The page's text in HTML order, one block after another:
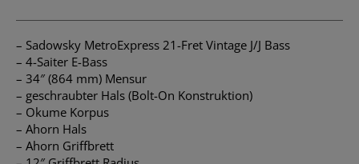
– Sadowsky MetroExpress 21-Fret Vintage J/J Bass
– 4-Saiter E-Bass
– 34″ (864 mm) Mensur
– geschraubter Hals (Bolt-On Konstruktion)
– Okume Korpus
– Ahorn Hals
– Ahorn Griffbrett